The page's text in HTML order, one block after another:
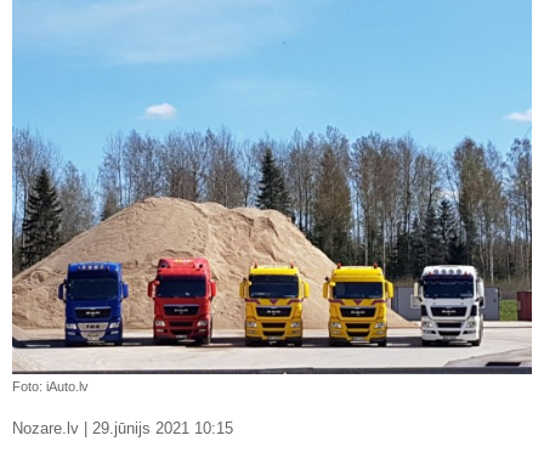
Foto: iAuto.lv
Nozare.lv | 29.jūnijs 2021 10:15